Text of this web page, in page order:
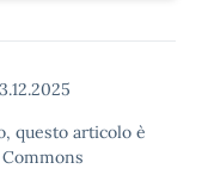
questo articolo è